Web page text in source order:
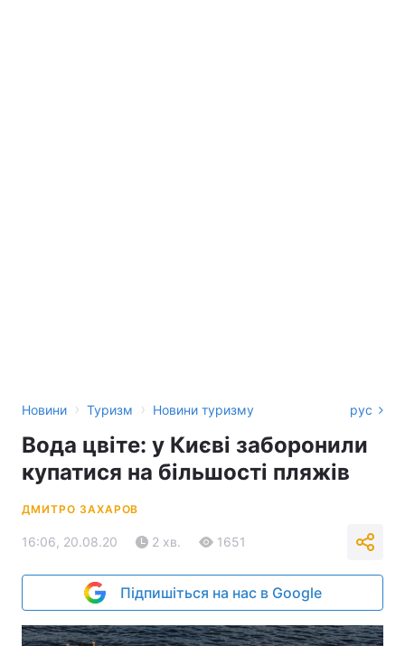
Новини › Туризм › Новини туризму рус
Вода цвіте: у Києві заборонили
купатися на більшості пляжів
ДМИТРО ЗАХАРОВ
16:06, 20.08.20 2 хв. 1651
Підпишіться на нас в Google